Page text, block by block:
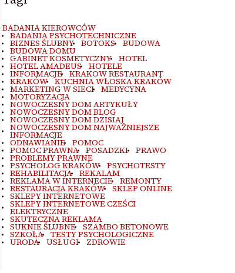
BADANIA KIEROWCÓW
BADANIA PSYCHOTECHNICZNE
BIZNES ŚLUBNY BOTOKS BUDOWA
BUDOWA DOMU
GABINET KOSMETYCZNY HOTEL
HOTEL AMADEUS HOTELE
INFORMACJE KRAKOW RESTAURANT
KRAKÓW KUCHNIA WŁOSKA KRAKÓW
MARKETING W SIECI MEDYCYNA
MOTORYZACJA
NOWOCZESNY DOM ARTYKUŁY
NOWOCZESNY DOM BLOG
NOWOCZESNY DOM DZISIAJ
NOWOCZESNY DOM NAJWAŻNIEJSZE
INFORMACJE
ODNAWIANIE POMOC
POMOC PRAWNA POSADZKI PRAWO
PROBLEMY PRAWNE
PSYCHOLOG KRAKÓW PSYCHOTESTY
REHABILITACJA REKALAM
REKLAMA W INTERNECIE REMONTY
RESTAURACJA KRAKÓW SKLEP ONLINE
SKLEPY INTERNETOWE
SKLEPY INTERNETOWE CZEŚCI
ELEKTRYCZNE
SKUTECZNA REKLAMA
SUKNIE ŚLUBNE SZAMBO BETONOWE
SZKOŁA TESTY PSYCHOLOGICZNE
URODA USŁUGI ZDROWIE